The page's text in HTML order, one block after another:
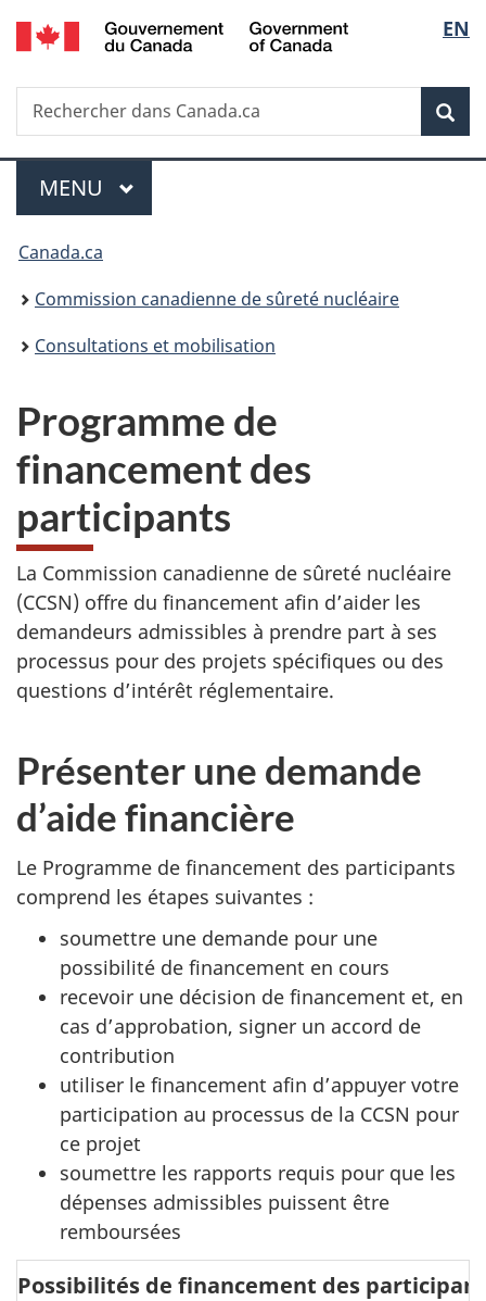
Passer
au
principal
de
la
EN
Recherche
Rechercher
dans
Menu
MENU PRINCIPAL
Vous
êtes
ici
Canada.ca
Commission canadienne de sûreté nucléaire
Consultations et mobilisation
Programme de
financement des
participants
La Commission canadienne de sûreté nucléaire
(CCSN) offre du financement afin d’aider les
demandeurs admissibles à prendre part à ses
processus pour des projets spécifiques ou des
questions d’intérêt réglementaire.
Présenter une demande
d’aide financière
Le Programme de financement des participants
comprend les étapes suivantes :
soumettre une demande pour une
possibilité de financement en cours
recevoir une décision de financement et, en
cas d’approbation, signer un accord de
contribution
utiliser le financement afin d’appuyer votre
participation au processus de la CCSN pour
ce projet
soumettre les rapports requis pour que les
dépenses admissibles puissent être
remboursées
Possibilités de financement des